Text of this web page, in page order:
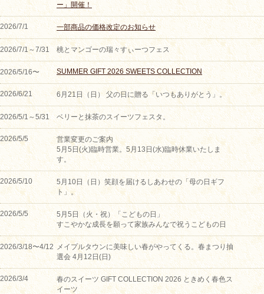
ー」開催！
2026/7/1 一部商品の価格改定のお知らせ
2026/7/1～7/31 桃とマンゴーの瑞々すぃーつフェス
2026/5/16〜 SUMMER GIFT 2026 SWEETS COLLECTION
2026/6/21 6月21日（日） 父の日に贈る「いつもありがとう」。
2026/5/1～5/31 ベリーと抹茶のスイーツフェスタ。
2026/5/5
営業変更のご案内
5月5日(火)臨時営業。5月13日(水)臨時休業いたしま
す。
2026/5/10
5月10日（日）笑顔を届けるしあわせの「母の日ギフ
ト」。
2026/5/5
5月5日（火・祝）「こどもの日」
すこやかな成長を願って家族みんなで祝うこどもの日
2026/3/18〜4/12 メイプルタウンに美味しい春がやってくる。春まつり抽
選会 4月12日(日)
2026/3/4
春のスイーツ GIFT COLLECTION 2026 ときめく春色ス
イーツ